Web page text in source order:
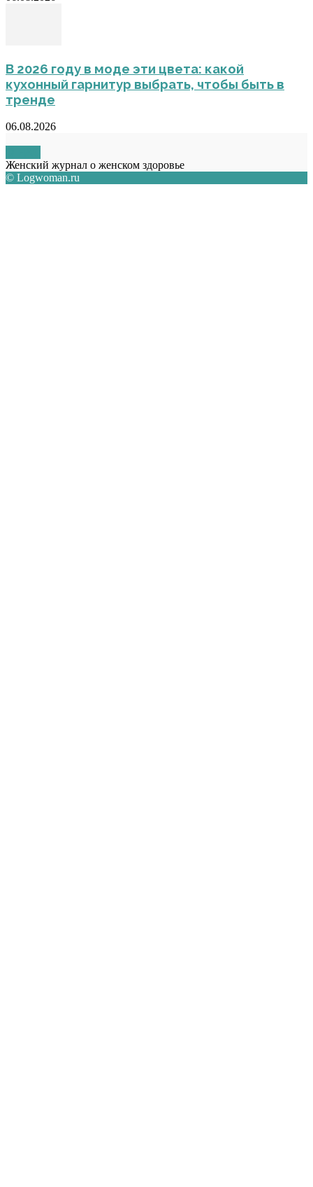
В 2026 году в моде эти цвета: какой
кухонный гарнитур выбрать, чтобы быть в
тренде
06.08.2026
Женский журнал о женском здоровье
© Logwoman.ru